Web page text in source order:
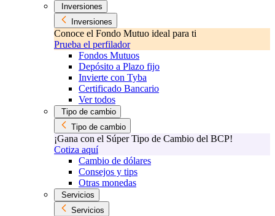
Inversiones
Inversiones
Conoce el Fondo Mutuo ideal para ti
Prueba el perfilador
Fondos Mutuos
Depósito a Plazo fijo
Invierte con Tyba
Certificado Bancario
Ver todos
Tipo de cambio
Tipo de cambio
¡Gana con el Súper Tipo de Cambio del BCP!
Cotiza aquí
Cambio de dólares
Consejos y tips
Otras monedas
Servicios
Servicios